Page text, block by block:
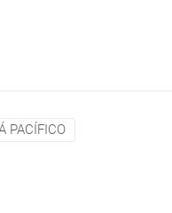
PACÍFICO